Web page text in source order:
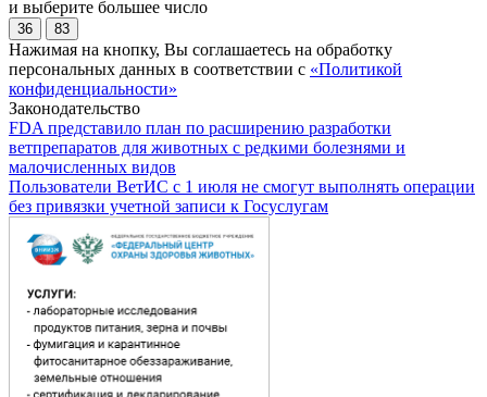
и выберите большее число
36 83
Нажимая на кнопку, Вы соглашаетесь на обработку
персональных данных в соответствии с «Политикой
конфиденциальности»
Законодательство
FDA представило план по расширению разработки
ветпрепаратов для животных с редкими болезнями и
малочисленных видов
Пользователи ВетИС с 1 июля не смогут выполнять операции
без привязки учетной записи к Госуслугам